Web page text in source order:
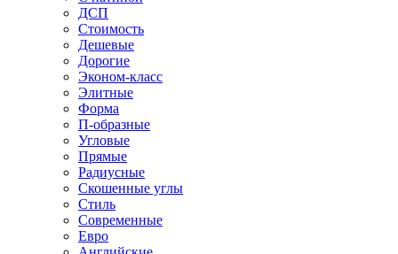
ДСП
Стоимость
Дешевые
Дорогие
Эконом-класс
Элитные
Форма
П-образные
Угловые
Прямые
Радиусные
Скошенные углы
Стиль
Современные
Евро